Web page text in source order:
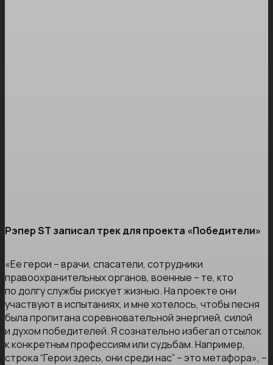
Рэпер ST записал трек для проекта «Победители»
«Ее герои – врачи, спасатели, сотрудники
правоохранительных органов, военные – те, кто
по долгу службы рискует жизнью. На проекте они
участвуют в испытаниях, и мне хотелось, чтобы песня
была пропитана соревновательной энергией, силой
и духом победителей. Я сознательно избегал отсылок
к конкретным профессиям или судьбам. Например,
строка “Герои здесь, они среди нас” – это метафора», –